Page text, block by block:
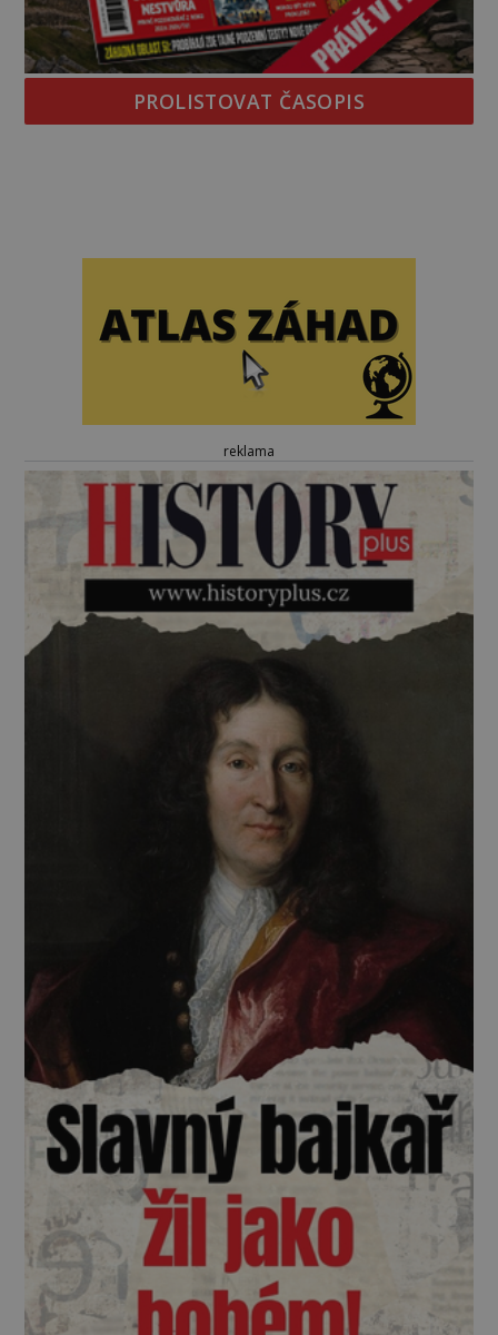
PROLISTOVAT ČASOPIS
reklama